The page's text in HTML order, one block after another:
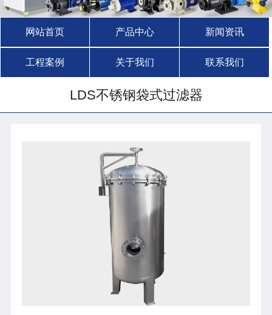
网站首页 产品中心 新闻资讯
工程案例 关于我们 联系我们
LDS不锈钢袋式过滤器